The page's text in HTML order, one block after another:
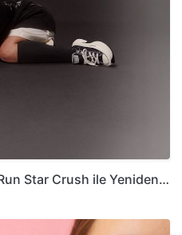
Star Crush ile Yeniden…